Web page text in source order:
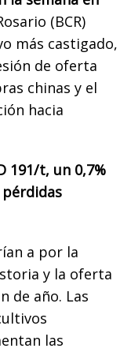
(BCR)
más castigado,
de oferta
chinas y el
hacia
191/t, un 0,7%
a por la
y la oferta
de año. Las
las